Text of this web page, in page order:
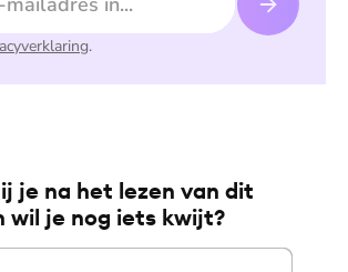
.
je na het lezen van dit
wil je nog iets kwijt?